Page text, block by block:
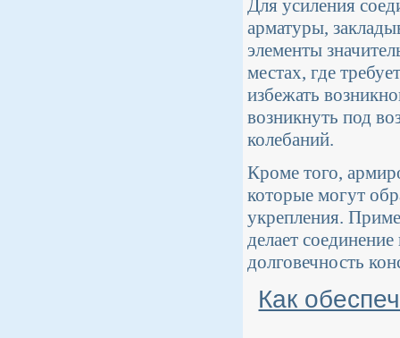
Для усиления
арматуры,
элементы
местах, где
избежать
возникнуть под
колебаний.
Кроме того,
которые могут
укрепления.
делает
долговечность
Как